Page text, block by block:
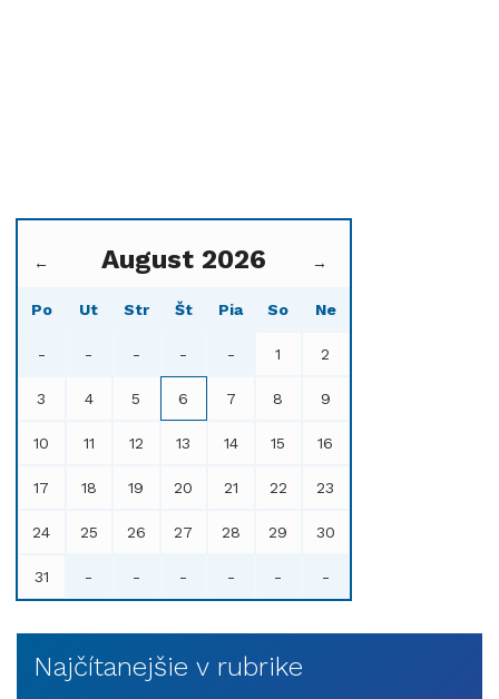
← August 2026 →
Po Ut Str Št Pia So Ne
- - - - - 1 2
3 4 5 6 7 8 9
10 11 12 13 14 15 16
17 18 19 20 21 22 23
24 25 26 27 28 29 30
31 - - - - - -
Najčítanejšie v rubrike